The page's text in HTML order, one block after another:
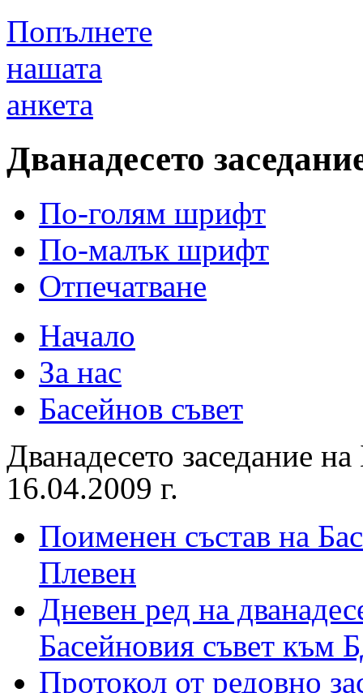
Попълнете
нашата
анкета
Дванадесето
По-голям шрифт
По-малък шрифт
Отпечатване
Начало
За нас
Басейнов съвет
Дванадесето заседание
16.04.2009 г.
Поименен състав на
Плевен
Дневен ред на
Басейновия съвет към
Протокол от редовно